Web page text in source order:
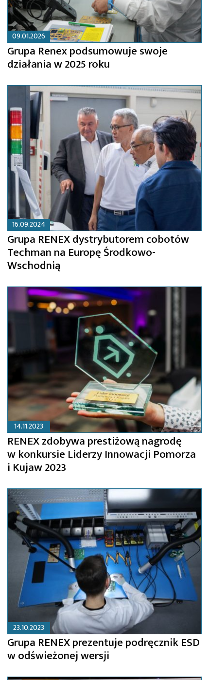
09.01.2026
Grupa Renex podsumowuje swoje
działania w 2025 roku
16.09.2024
Grupa RENEX dystrybutorem cobotów
Techman na Europę Środkowo-
Wschodnią
14.11.2023
RENEX zdobywa prestiżową nagrodę
w konkursie Liderzy Innowacji Pomorza
i Kujaw 2023
23.10.2023
Grupa RENEX prezentuje podręcznik ESD
w odświeżonej wersji